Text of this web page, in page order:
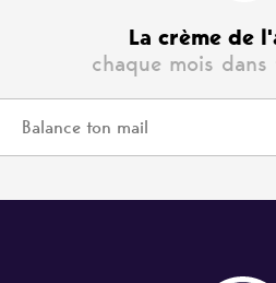
La crème de
chaque mois